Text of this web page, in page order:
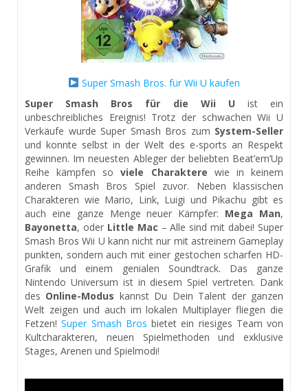
Super Smash Bros. für Wii U kaufen
Super Smash Bros für die Wii U ist ein
unbeschreibliches Ereignis! Trotz der schwachen Wii U
Verkäufe wurde Super Smash Bros zum System-Seller
und konnte selbst in der Welt des e-sports an Respekt
gewinnen. Im neuesten Ableger der beliebten Beat’em’Up
Reihe kämpfen soviele Charaktere wie in keinem
anderen Smash Bros Spiel zuvor. Neben klassischen
Charakteren wie Mario, Link, Luigi und Pikachu gibt es
auch eine ganze Menge neuer Kämpfer: Mega Man,
Bayonetta, oder Little Mac – Alle sind mit dabei! Super
Smash Bros Wii U kann nicht nur mit astreinem Gameplay
punkten, sondern auch mit einer gestochen scharfen HD-
Grafik und einem genialen Soundtrack. Das ganze
Nintendo Universum ist in diesem Spiel vertreten. Dank
des Online-Modus kannst Du Dein Talent der ganzen
Welt zeigen und auch im lokalen Multiplayer fliegen die
Fetzen!Super Smash Bros bietet ein riesiges Team von
Kultcharakteren, neuen Spielmethoden und exklusive
Stages, Arenen und Spielmodi!